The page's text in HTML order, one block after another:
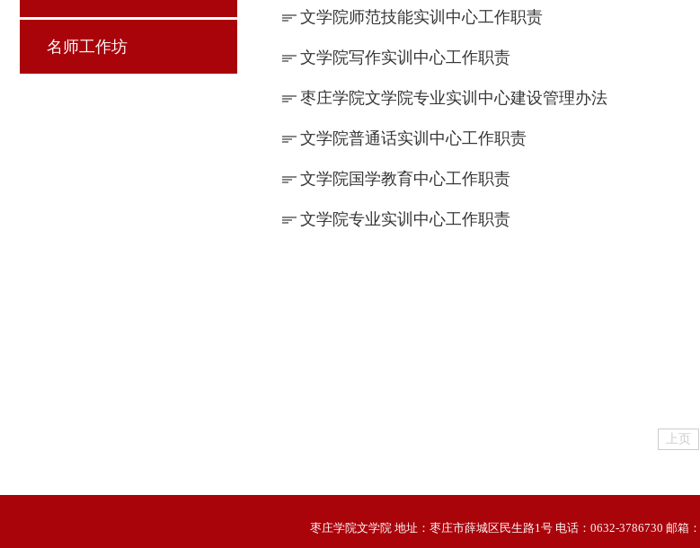
名师工作坊
文学院师范技能实训中心工作职责
文学院写作实训中心工作职责
枣庄学院文学院专业实训中心建设管理办法
文学院普通话实训中心工作职责
文学院国学教育中心工作职责
文学院专业实训中心工作职责
上页
枣庄学院文学院 地址：枣庄市薛城区民生路1号 电话：0632-3786730 邮箱：